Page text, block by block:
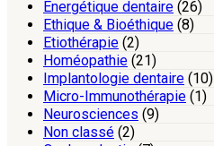
Energétique dentaire (26)
Ethique & Bioéthique (8)
Etiothérapie (2)
Homéopathie (21)
Implantologie dentaire (10)
Micro-Immunothérapie (1)
Neurosciences (9)
Non classé (2)